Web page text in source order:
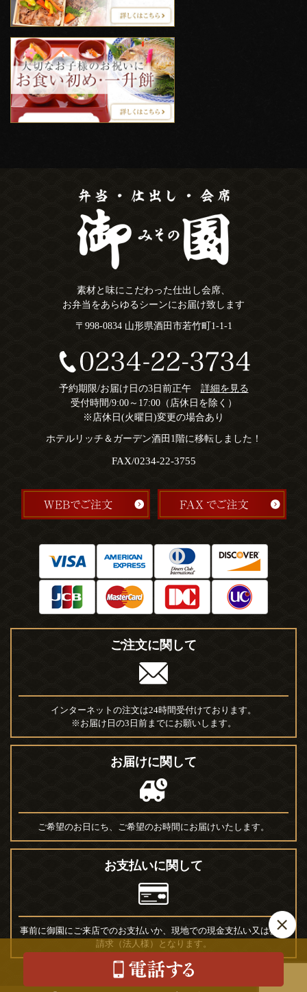
素材と味にこだわった仕出し会席、
お弁当をあらゆるシーンにお届け致します
〒998-0834 山形県酒田市若竹町1-1-1
予約期限/お届け日の3日前正午 詳細を見る
受付時間/9:00～17:00（店休日を除く）
※店休日(火曜日)変更の場合あり
ホテルリッチ＆ガーデン酒田1階に移転しました！
FAX/0234-22-3755
ご注文に関して
インターネットの注文は24時間受付けております。
※お届け日の3日前までにお願いします。
お届けに関して
ご希望のお日にち、ご希望のお時間にお届けいたします。
お支払いに関して
事前に御園にご来店でのお支払いか、現地での現金支払い又は後日
請求（法人様）となります。